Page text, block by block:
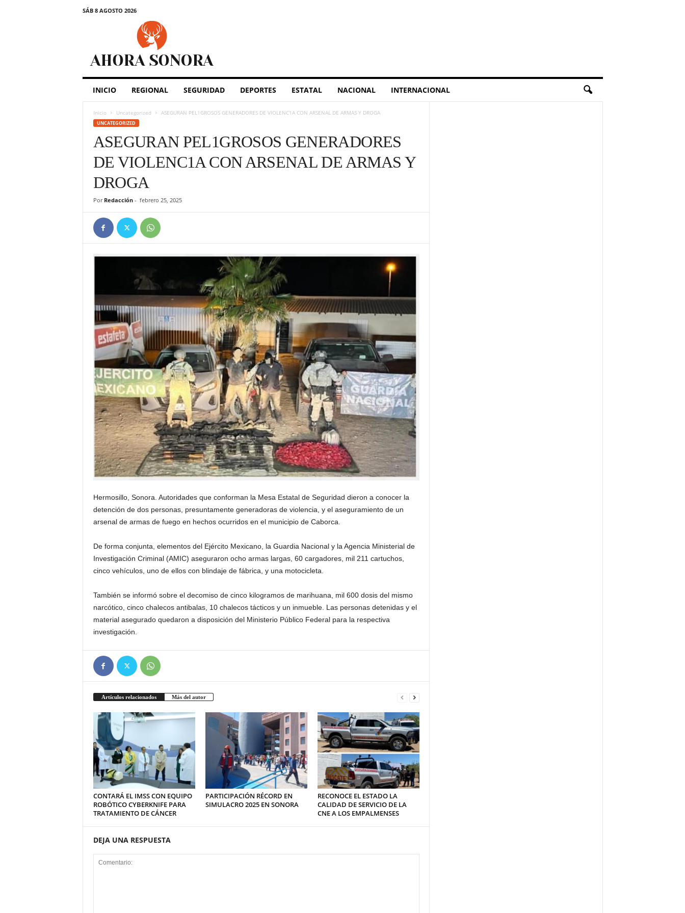
SÁB 8 AGOSTO 2026
INICIO REGIONAL SEGURIDAD DEPORTES ESTATAL NACIONAL INTERNACIONAL
Inicio Uncategorized ASEGURAN PEL1GROSOS GENERADORES DE VIOLENC1A CON ARSENAL DE ARMAS Y DROGA
UNCATEGORIZED
ASEGURAN PEL1GROSOS GENERADORES
DE VIOLENC1A CON ARSENAL DE ARMAS Y
DROGA
Por Redacción- febrero 25, 2025
Hermosillo, Sonora. Autoridades que conforman la Mesa Estatal de Seguridad dieron a conocer la
detención de dos personas, presuntamente generadoras de violencia, y el aseguramiento de un
arsenal de armas de fuego en hechos ocurridos en el municipio de Caborca.
De forma conjunta, elementos del Ejército Mexicano, la Guardia Nacional y la Agencia Ministerial de
Investigación Criminal (AMIC) aseguraron ocho armas largas, 60 cargadores, mil 211 cartuchos,
cinco vehículos, uno de ellos con blindaje de fábrica, y una motocicleta.
También se informó sobre el decomiso de cinco kilogramos de marihuana, mil 600 dosis del mismo
narcótico, cinco chalecos antibalas, 10 chalecos tácticos y un inmueble. Las personas detenidas y el
material asegurado quedaron a disposición del Ministerio Público Federal para la respectiva
investigación.
Artículos relacionados Más del autor
CONTARÁ EL IMSS CON EQUIPO
ROBÓTICO CYBERKNIFE PARA
TRATAMIENTO DE CÁNCER
PARTICIPACIÓN RÉCORD EN
SIMULACRO 2025 EN SONORA
RECONOCE EL ESTADO LA
CALIDAD DE SERVICIO DE LA
CNE A LOS EMPALMENSES
DEJA UNA RESPUESTA